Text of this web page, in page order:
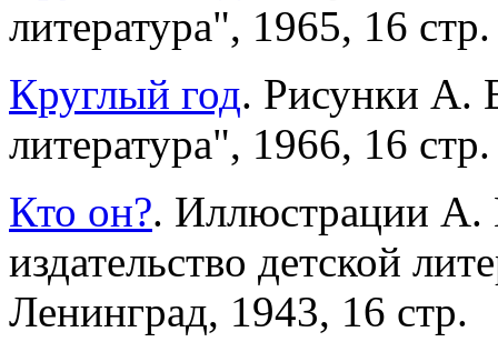
литература", 1965, 16 стр.
Круглый год. Рисунки А.
литература", 1966, 16 стр.
Кто он?. Иллюстрации А.
издательство детской
Ленинград, 1943, 16 стр.